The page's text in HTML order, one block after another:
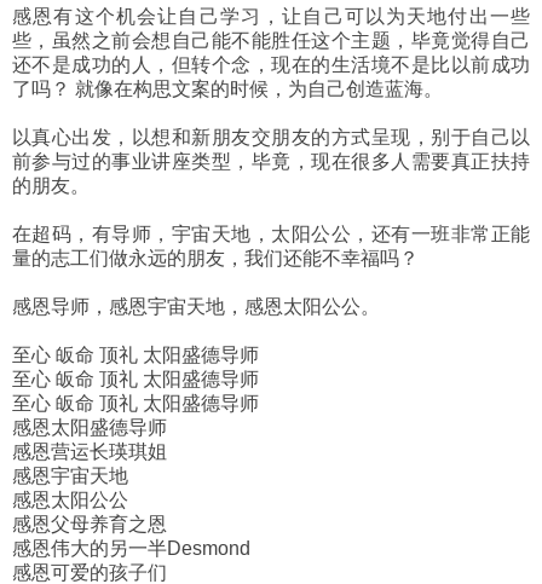
感恩有这个机会让自己学习，让自己可以为天地付出一些
些，虽然之前会想自己能不能胜任这个主题，毕竟觉得自己
还不是成功的人，但转个念，现在的生活境不是比以前成功
了吗？ 就像在构思文案的时候，为自己创造蓝海。
以真心出发，以想和新朋友交朋友的方式呈现，别于自己以
前参与过的事业讲座类型，毕竟，现在很多人需要真正扶持
的朋友。
在超码，有导师，宇宙天地，太阳公公，还有一班非常正能
量的志工们做永远的朋友，我们还能不幸福吗？
感恩导师，感恩宇宙天地，感恩太阳公公。
至心 皈命 顶礼 太阳盛德导师
至心 皈命 顶礼 太阳盛德导师
至心 皈命 顶礼 太阳盛德导师
感恩太阳盛德导师
感恩营运长瑛琪姐
感恩宇宙天地
感恩太阳公公
感恩父母养育之恩
感恩伟大的另一半Desmond
感恩可爱的孩子们